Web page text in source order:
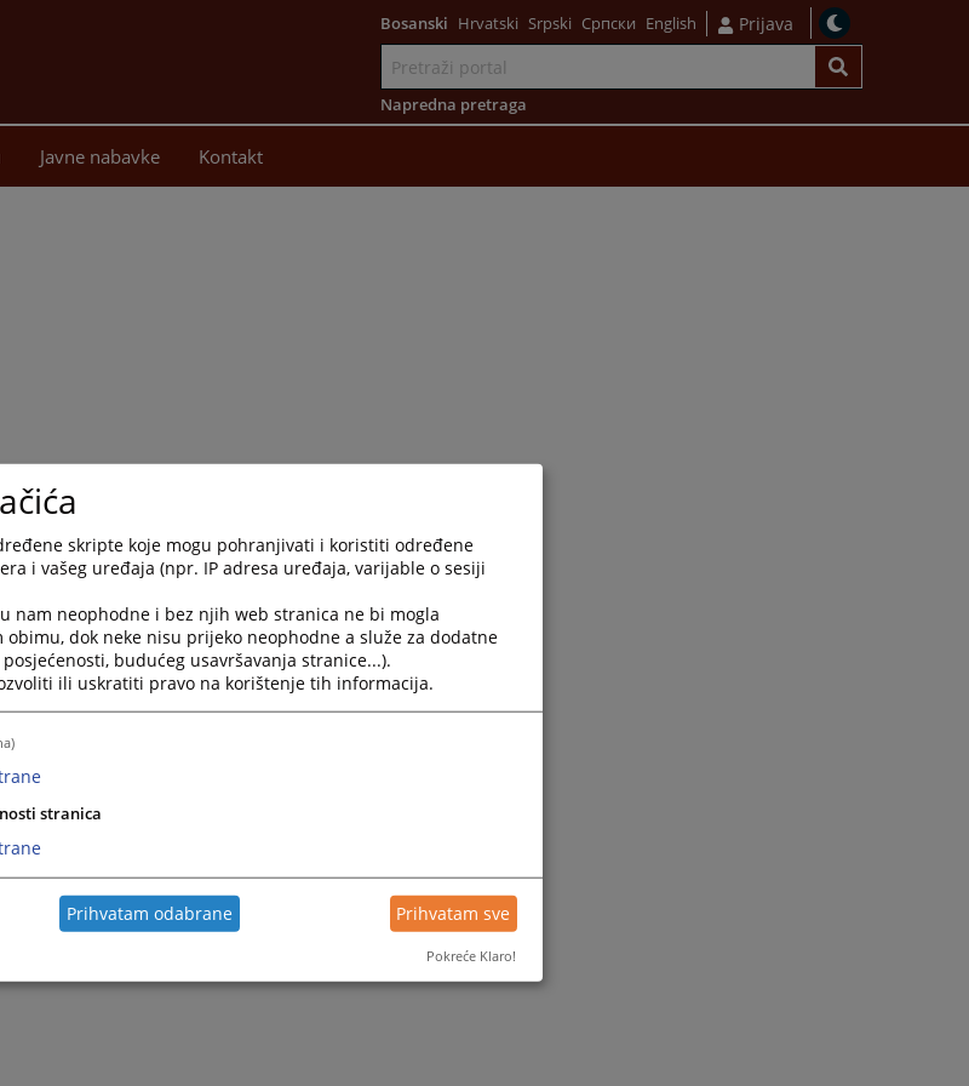
Bosanski Hrvatski Srpski Српски English Prijava
Napredna pretraga
Javne nabavke Kontakt
skripte koje mogu pohranjivati i koristiti određene
i vašeg uređaja (npr. IP adresa uređaja, varijable o sesiji
nam neophodne i bez njih web stranica ne bi mogla
dok neke nisu prijeko neophodne a služe za dodatne
budućeg usavršavanja stranice...).
ili uskratiti pravo na korištenje tih informacija.
stranica
Prihvatam odabrane Prihvatam sve
Pokreće Klaro!